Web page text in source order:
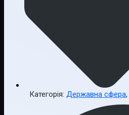
Категорія: Державна сфера,